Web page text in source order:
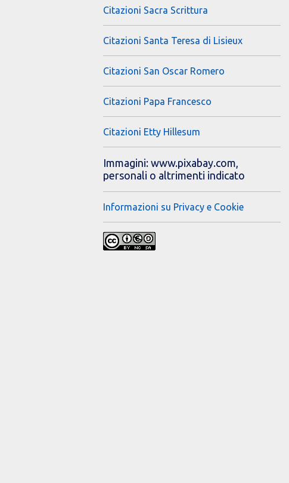
Citazioni Sacra Scrittura
Citazioni Santa Teresa di Lisieux
Citazioni San Oscar Romero
Citazioni Papa Francesco
Citazioni Etty Hillesum
Immagini: www.pixabay.com,
personali o altrimenti indicato
Informazioni su Privacy e Cookie